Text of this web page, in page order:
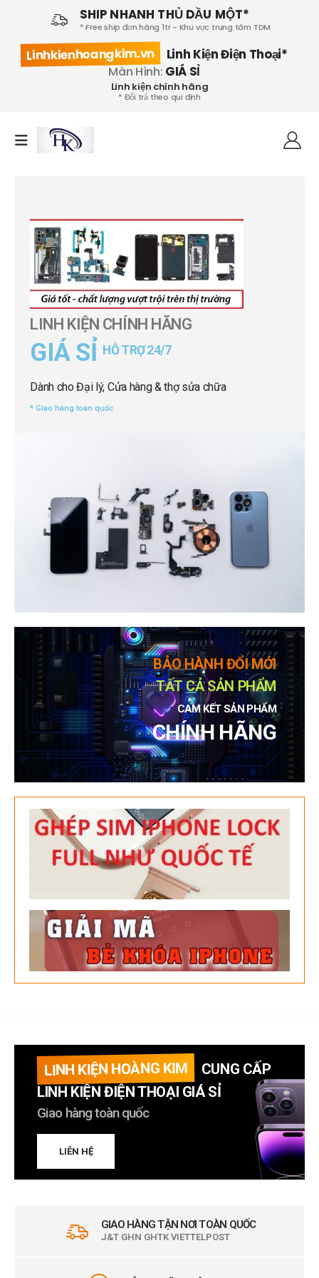
SHIP NHANH THỦ DẦU MỘT*
* Free ship đơn hàng 1tr - Khu vực trung tâm TDM
Linhkienhoangkim.vn
Linh Kiện Điện Thoại*
Màn Hình: GIÁ SỈ
Linh kiện chính hãng
* Đổi trả theo qui định
LINH KIỆN CHÍNH HÃNG
GIÁ SỈ HỖ TRỢ 24/7
Dành cho Đại lý, Cửa hàng & thợ sửa chữa
* Giao hàng toàn quốc
BẢO HÀNH ĐỔI MỚI
TẤT CẢ SẢN PHẨM
CAM KẾT SẢN PHẨM
CHÍNH HÃNG
LINH KIỆN HOÀNG KIM
CUNG CẤP
LINH KIỆN ĐIỆN THOẠI GIÁ SỈ
Giao hàng toàn quốc
LIÊN HỆ
GIAO HÀNG TẬN NƠI TOÀN QUỐC
J&T GHN GHTK VIETTELPOST